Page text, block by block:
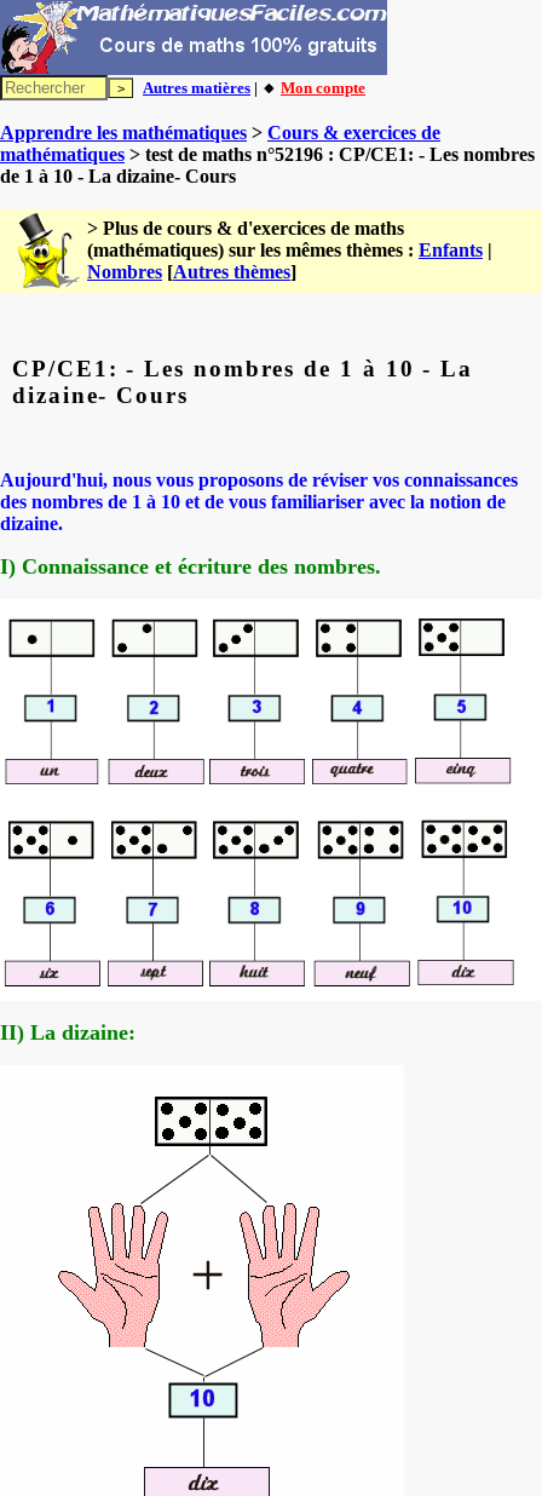
Autres matières | 🔸 Mon compte
Apprendre les mathématiques > Cours & exercices de
mathématiques > test de maths n°52196 : CP/CE1: - Les nombres
de 1 à 10 - La dizaine- Cours
> Plus de cours & d'exercices de maths
(mathématiques) sur les mêmes thèmes : Enfants |
Nombres [Autres thèmes]
CP/CE1: - Les nombres de 1 à 10 - La
dizaine- Cours
Aujourd'hui, nous vous proposons de réviser vos connaissances
des nombres de 1 à 10 et de vous familiariser avec la notion de
dizaine.
I) Connaissance et écriture des nombres.
II) La dizaine: